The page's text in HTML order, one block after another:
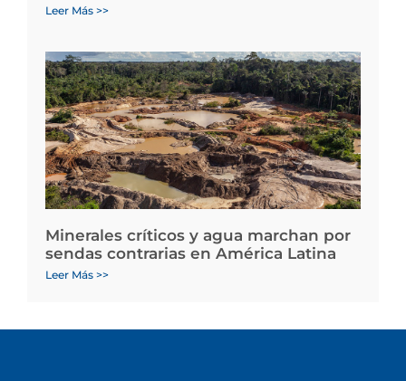
Leer Más >>
Minerales críticos y agua marchan por
sendas contrarias en América Latina
Leer Más >>